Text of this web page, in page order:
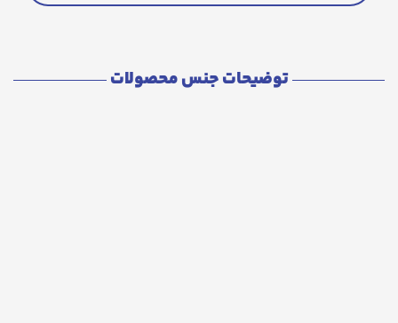
توضیحات جنس محصولات